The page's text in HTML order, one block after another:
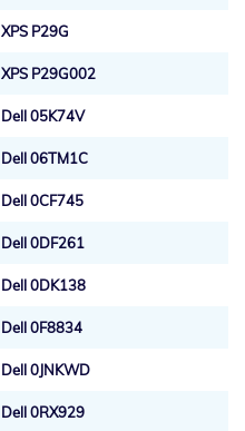
XPS P29G
XPS P29G002
Dell 05K74V
Dell 06TM1C
Dell 0CF745
Dell 0DF261
Dell 0DK138
Dell 0F8834
Dell 0JNKWD
Dell 0RX929